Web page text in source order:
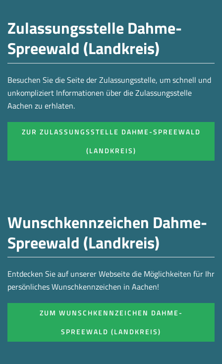
Zulassungsstelle Dahme-
Spreewald (Landkreis)
Besuchen Sie die Seite der Zulassungsstelle, um schnell und
unkompliziert Informationen über die Zulassungsstelle
Aachen zu erhlaten.
ZUR ZULASSUNGSSTELLE DAHME-SPREEWALD
(LANDKREIS)
Wunschkennzeichen Dahme-
Spreewald (Landkreis)
Entdecken Sie auf unserer Webseite die Möglichkeiten für Ihr
persönliches Wunschkennzeichen in Aachen!
ZUM WUNSCHKENNZEICHEN DAHME-
SPREEWALD (LANDKREIS)